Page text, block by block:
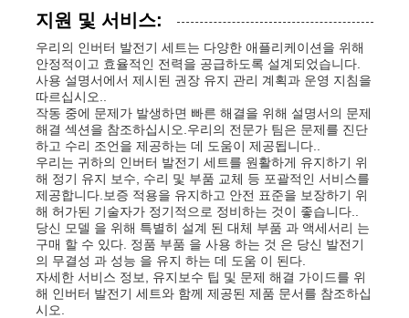
지원 및 서비스:
우리의 인버터 발전기 세트는 다양한 애플리케이션을 위해
안정적이고 효율적인 전력을 공급하도록 설계되었습니다.
사용 설명서에서 제시된 권장 유지 관리 계획과 운영 지침을
따르십시오..
작동 중에 문제가 발생하면 빠른 해결을 위해 설명서의 문제
해결 섹션을 참조하십시오.우리의 전문가 팀은 문제를 진단
하고 수리 조언을 제공하는 데 도움이 제공됩니다..
우리는 귀하의 인버터 발전기 세트를 원활하게 유지하기 위
해 정기 유지 보수, 수리 및 부품 교체 등 포괄적인 서비스를
제공합니다.보증 적용을 유지하고 안전 표준을 보장하기 위
해 허가된 기술자가 정기적으로 정비하는 것이 좋습니다..
당신 모델 을 위해 특별히 설계 된 대체 부품 과 액세서리 는
구매 할 수 있다. 정품 부품 을 사용 하는 것 은 당신 발전기
의 무결성 과 성능 을 유지 하는 데 도움 이 된다.
자세한 서비스 정보, 유지보수 팁 및 문제 해결 가이드를 위
해 인버터 발전기 세트와 함께 제공된 제품 문서를 참조하십
시오.